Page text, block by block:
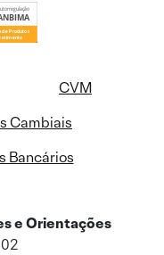
CVM
Cambiais
Bancários
e Orientações